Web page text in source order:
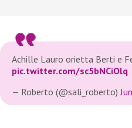
Achille Lauro orietta Berti e
pic.twitter.com/sc5bNCiOlq
— Roberto (@sali_roberto)